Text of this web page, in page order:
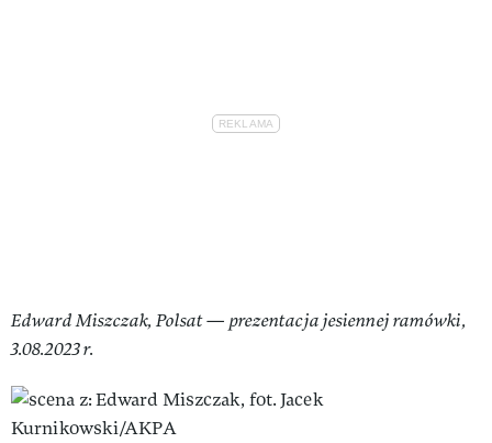
Edward Miszczak, Polsat — prezentacja jesiennej ramówki,
3.08.2023 r.